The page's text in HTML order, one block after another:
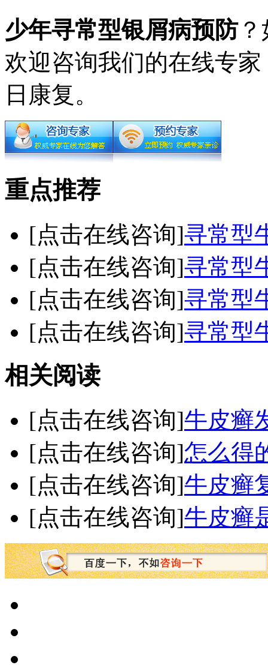
少年寻常型银屑病预防？
欢迎咨询我们的在线专
日康复。
重点推荐
[点击在线咨询]寻常型
[点击在线咨询]寻常型
[点击在线咨询]寻常型
[点击在线咨询]寻常型
相关阅读
[点击在线咨询]牛皮癣
[点击在线咨询]怎么得
[点击在线咨询]牛皮癣
[点击在线咨询]牛皮癣